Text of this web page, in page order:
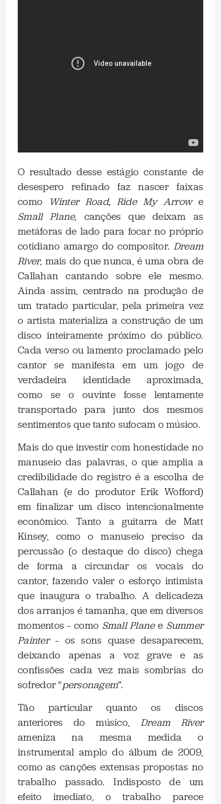
O resultado desse estágio constante de
desespero refinado faz nascer faixas
como
Winter Road, Ride My Arrowe
Small Plane, canções que deixam as
metáforas de lado para focar no próprio
cotidiano amargo do compositor. Dream
River, mais do que nunca, é uma obra de
Callahan cantando sobre ele mesmo.
Ainda assim, centrado na produção de
um tratado particular, pela primeira vez
o artista materializa a construção de um
disco inteiramente próximo do público.
Cada verso ou lamento proclamado pelo
cantor se manifesta em um jogo de
verdadeira identidade aproximada,
como se o ouvinte fosse lentamente
transportado para junto dos mesmos
sentimentos que tanto sufocam o músico.
Mais do que investir com honestidade no
manuseio das palavras, o que amplia a
credibilidade do registro é a escolha de
Callahan (e do produtor Erik Wofford)
em finalizar um disco intencionalmente
econômico. Tanto a guitarra de Matt
Kinsey, como o manuseio preciso da
percussão (o destaque do disco) chega
de forma a circundar os vocais do
cantor, fazendo valer o esforço intimista
que inaugura o trabalho. A delicadeza
dos arranjos é tamanha, que em diversos
momentos – como Small Planee Summer
Painter– os sons quase desaparecem,
deixando apenas a voz grave e as
confissões cada vez mais sombrias do
sofredor “personagem”.
Tão particular quanto os discos
anteriores do músico, Dream River
ameniza na mesma medida o
instrumental amplo do álbum de 2009,
como as canções extensas propostas no
trabalho passado. Indisposto de um
efeito imediato, o trabalho parece